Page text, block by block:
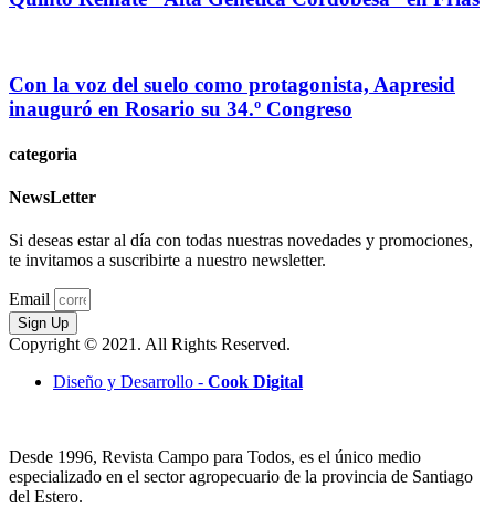
Con la voz del suelo como protagonista, Aapresid
inauguró en Rosario su 34.º Congreso
categoria
NewsLetter
Si deseas estar al día con todas nuestras novedades y promociones,
te invitamos a suscribirte a nuestro newsletter.
Email
Sign Up
Copyright © 2021. All Rights Reserved.
Diseño y Desarrollo - Cook Digital
Desde 1996, Revista Campo para Todos, es el único medio
especializado en el sector agropecuario de la provincia de Santiago
del Estero.